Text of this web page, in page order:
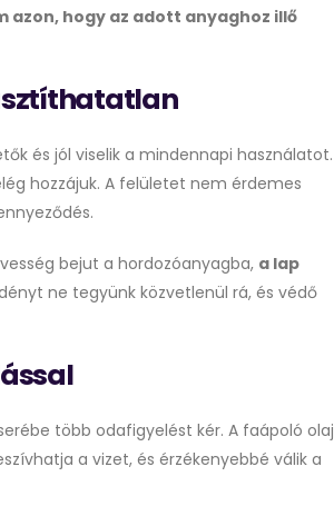
azon, hogy az adott anyaghoz illő
és jól viselik a mindennapi használatot.
hozzájuk. A felületet nem érdemes
bejut a hordozóanyagba, a lap
ne tegyünk közvetlenül rá, és védő
több odafigyelést kér. A faápoló olaj
a vizet, és érzékenyebbé válik a